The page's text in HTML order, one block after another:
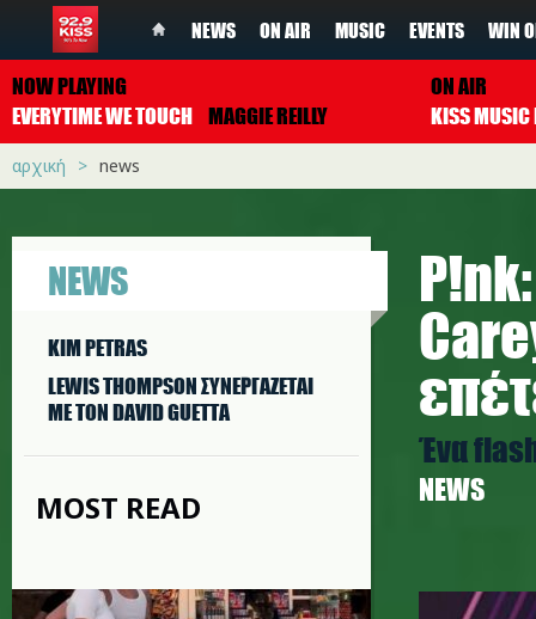
NEWS ON AIR MUSIC EVENTS WIN
NOW PLAYING
EVERYTIME WE TOUCH MAGGIE REILLY
ON AIR
αρχική news
NEWS
KIM PETRAS
LEWIS THOMPSON ΣΥΝΕΡΓAΖΕΤΑΙ
ΜΕ ΤΟΝ DAVID GUETTA
MOST READ
Ένα
NEWS
p.jpg